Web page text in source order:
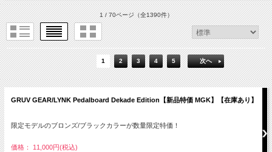
1 / 70ページ（全1390件）
1 2 3 4 5 次へ
GRUV GEAR/LYNK Pedalboard Dekade Edition【新品特価 MGK】【在庫あり】
限定モデルのブロンズ/ブラックカラーが数量限定特価！
価格： 11,000円(税込)